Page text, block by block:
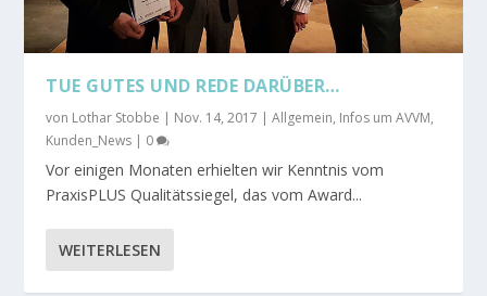
TUE GUTES UND REDE DARÜBER…
von Lothar Stobbe | Nov. 14, 2017 |Allgemein, Infos um AVVM,
Kunden_News | 0
Vor einigen Monaten erhielten wir Kenntnis vom
PraxisPLUS Qualitätssiegel, das vom Award...
WEITERLESEN